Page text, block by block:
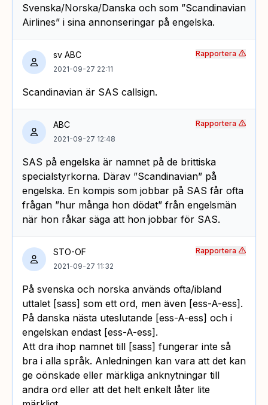
Svenska/Norska/Danska och som ”Scandinavian
Airlines” i sina annonseringar på engelska.
sv ABC
2021-09-27 22:11
Scandinavian är SAS callsign.
Rapportera
ABC
2021-09-27 12:48
SAS på engelska är namnet på de brittiska
specialstyrkorna. Därav ”Scandinavian” på
engelska. En kompis som jobbar på SAS får ofta
frågan ”hur många hon dödat” från engelsmän
när hon råkar säga att hon jobbar för SAS.
Rapportera
STO-OF
2021-09-27 11:32
På svenska och norska används ofta/ibland
uttalet [sass] som ett ord, men även [ess-A-ess].
På danska nästa uteslutande [ess-A-ess] och i
engelskan endast [ess-A-ess].
Att dra ihop namnet till [sass] fungerar inte så
bra i alla språk. Anledningen kan vara att det kan
ge oönskade eller märkliga anknytningar till
andra ord eller att det helt enkelt låter lite
Rapportera